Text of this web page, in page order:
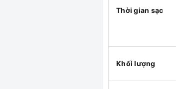
Thời gian sạc
Khối lượng